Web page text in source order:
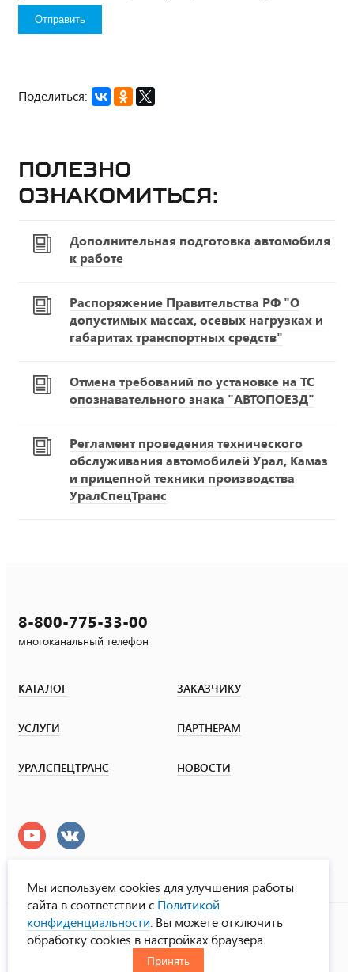
Поделиться:
Полезно
ознакомиться:
Дополнительная подготовка автомобиля
к работе
Распоряжение Правительства РФ "О
допустимых массах, осевых нагрузках и
габаритах транспортных средств"
Отмена требований по установке на ТС
опознавательного знака "АВТОПОЕЗД"
Регламент проведения технического
обслуживания автомобилей Урал, Камаз
и прицепной техники производства
УралСпецТранс
8-800-775-33-00
многоканальный телефон
КАТАЛОГ ЗАКАЗЧИКУ
УСЛУГИ ПАРТНЕРАМ
УРАЛСПЕЦТРАНС НОВОСТИ
УралСпецТранс
© ООО «Урал СТ», 2000-2026
Политика конфиденциальности
Мы используем cookies для улучшения работы
сайта в соответствии с Политикой
конфиденциальности . Вы можете отключить
обработку cookies в настройках браузера
Принять